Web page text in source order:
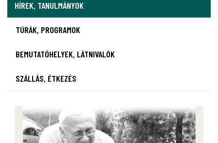
HÍREK, TANULMÁNYOK
TÚRÁK, PROGRAMOK
BEMUTATÓHELYEK, LÁTNIVALÓK
SZÁLLÁS, ÉTKEZÉS